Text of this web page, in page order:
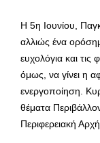
Η 5η Ιουνίου,
αλλιώς ένα
ευχολόγια και
όμως, να γίνει η
ενεργοποίηση.
θέματα
Περιφερειακή